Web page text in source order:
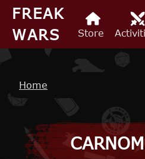
Skip to main content
FREAK
WARS
Store
Breadcrumb
Home